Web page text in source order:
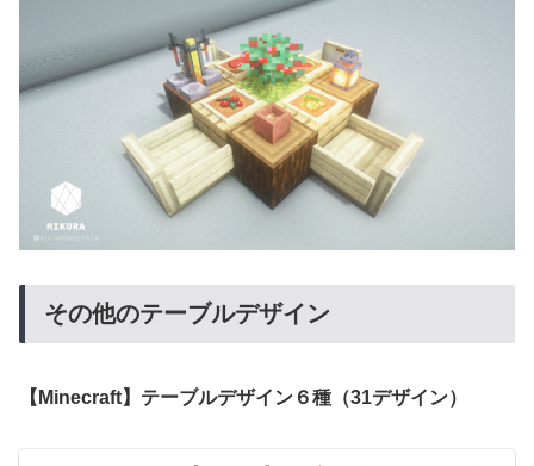
その他のテーブルデザイン
【Minecraft】テーブルデザイン６種（31デザイン）